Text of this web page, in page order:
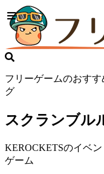
フリーゲームのおす
グ
スクランブル
KEROCKETSのイベ
ゲーム